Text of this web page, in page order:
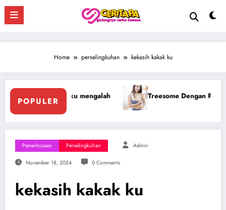
Skip
content
Home perselingkuhan kekasih kakak ku
POPULERTreesome Dengan Penis Besar Pegawai Hotel
Pemerkosaan Perselingkuhan Admin
November 18, 2024 0 Comments
kekasih kakak ku